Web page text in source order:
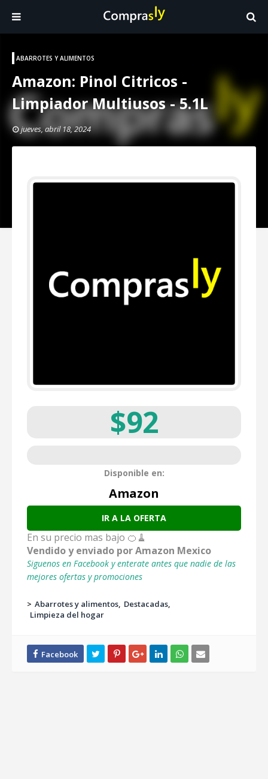
ABARROTES Y ALIMENTOS
Amazon: Pinol Citricos -
Limpiador Multiusos - 5.1L
jueves, abril 18, 2024
$92
Disponible en:
Amazon
IR A LA OFERTA
En su precio mas bajo 🍊🧹
Vendido y enviado por Amazon Mexico
Siguenos en Facebook y enterate antes que nadie de las
mejores ofertas y promociones
> Abarrotes y alimentos Destacadas
Limpieza del hogar